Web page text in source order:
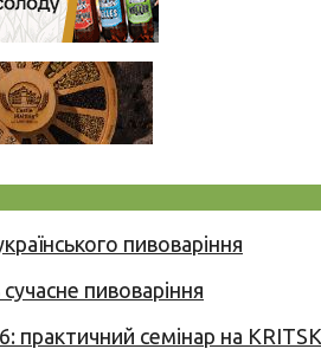
пивоваріння
пивоваріння
практичний семінар на